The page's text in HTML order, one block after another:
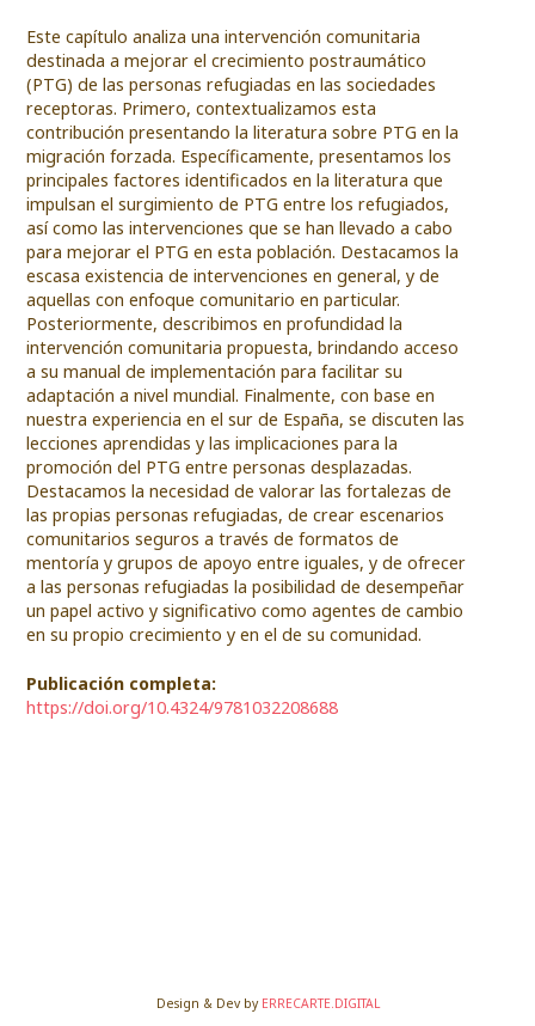
Este capítulo analiza una intervención comunitaria
destinada a mejorar el crecimiento postraumático
(PTG) de las personas refugiadas en las sociedades
receptoras. Primero, contextualizamos esta
contribución presentando la literatura sobre PTG en la
migración forzada. Específicamente, presentamos los
principales factores identificados en la literatura que
impulsan el surgimiento de PTG entre los refugiados,
así como las intervenciones que se han llevado a cabo
para mejorar el PTG en esta población. Destacamos la
escasa existencia de intervenciones en general, y de
aquellas con enfoque comunitario en particular.
Posteriormente, describimos en profundidad la
intervención comunitaria propuesta, brindando acceso
a su manual de implementación para facilitar su
adaptación a nivel mundial. Finalmente, con base en
nuestra experiencia en el sur de España, se discuten las
lecciones aprendidas y las implicaciones para la
promoción del PTG entre personas desplazadas.
Destacamos la necesidad de valorar las fortalezas de
las propias personas refugiadas, de crear escenarios
comunitarios seguros a través de formatos de
mentoría y grupos de apoyo entre iguales, y de ofrecer
a las personas refugiadas la posibilidad de desempeñar
un papel activo y significativo como agentes de cambio
en su propio crecimiento y en el de su comunidad.
Publicación completa:
https://doi.org/10.4324/9781032208688
Design & Dev by ERRECARTE.DIGITAL